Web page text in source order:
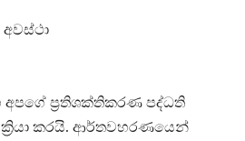
ප්‍රතිශක්තිකරණ පද්ධති
කරයි. ආර්තවහරණයෙන්